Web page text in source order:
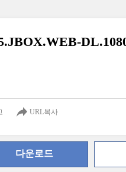
URL복사
다운로드